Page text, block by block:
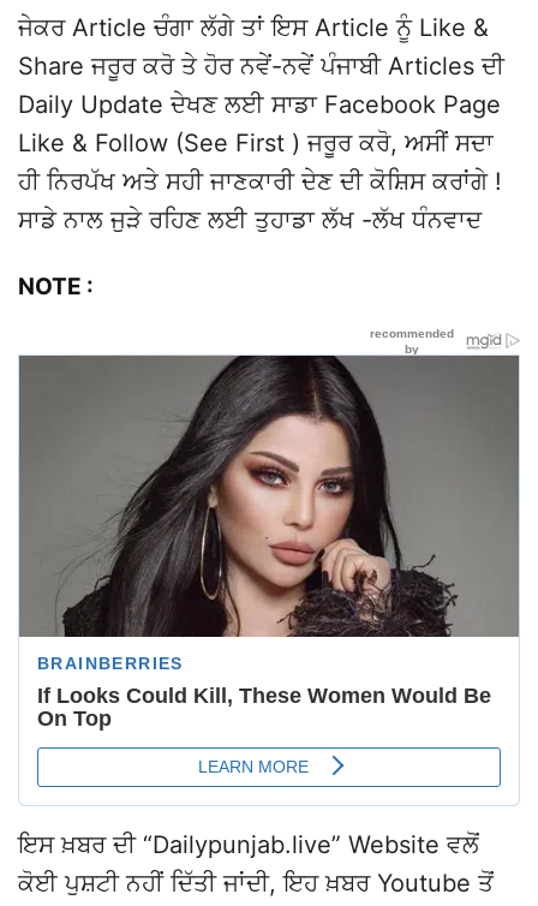
ਜੇਕਰ Article ਚੰਗਾ ਲੱਗੇ ਤਾਂ ਇਸ Article ਨੂੰ Like &
Share ਜਰੂਰ ਕਰੋ ਤੇ ਹੋਰ ਨਵੇਂ-ਨਵੇਂ ਪੰਜਾਬੀ Articles ਦੀ
Daily Update ਦੇਖਣ ਲਈ ਸਾਡਾ Facebook Page
Like & Follow (See First ) ਜਰੂਰ ਕਰੋ, ਅਸੀਂ ਸਦਾ
ਹੀ ਨਿਰਪੱਖ ਅਤੇ ਸਹੀ ਜਾਣਕਾਰੀ ਦੇਣ ਦੀ ਕੋਸ਼ਿਸ ਕਰਾਂਗੇ !
ਸਾਡੇ ਨਾਲ ਜੁੜੇ ਰਹਿਣ ਲਈ ਤੁਹਾਡਾ ਲੱਖ -ਲੱਖ ਧੰਨਵਾਦ
NOTE :
ਇਸ ਖ਼ਬਰ ਦੀ “Dailypunjab.live” Website ਵਲੋਂ
ਕੋਈ ਪੁਸ਼ਟੀ ਨਹੀਂ ਦਿੱਤੀ ਜਾਂਦੀ, ਇਹ ਖ਼ਬਰ Youtube ਤੋਂ